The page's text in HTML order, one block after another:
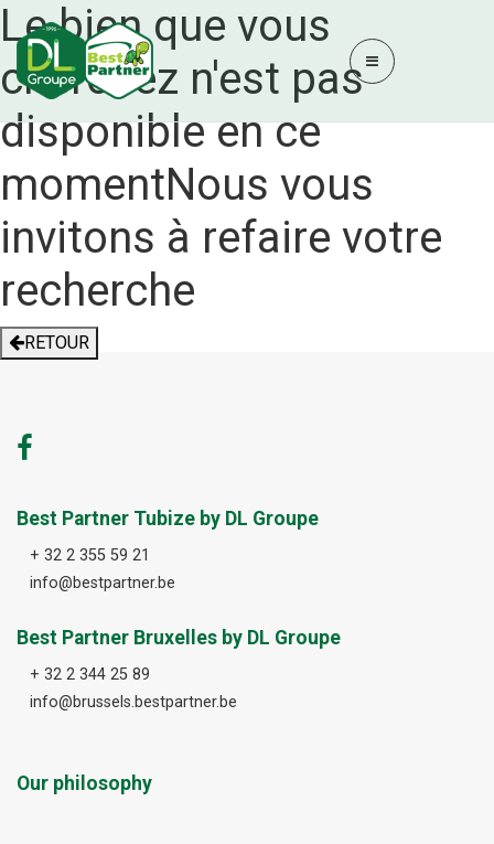
Le bien que vous
cherchez n'est pas
disponible en ce
momentNous vous
invitons à refaire votre
recherche
RETOUR
Best Partner Tubize by DL Groupe
+ 32 2 355 59 21
info@bestpartner.be
Best Partner Bruxelles by DL Groupe
+ 32 2 344 25 89
info@brussels.bestpartner.be
Our philosophy